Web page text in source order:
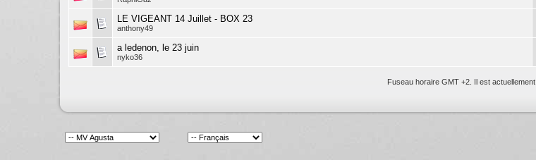
LE VIGEANT 14 Juillet - BOX 23
anthony49
a ledenon, le 23 juin
nyko36
Fuseau horaire GMT +2. Il est actuellement